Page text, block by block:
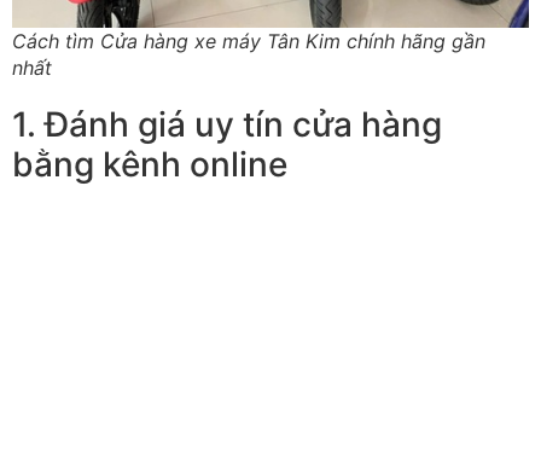
Cách tìm Cửa hàng xe máy Tân Kim chính hãng gần
nhất
1. Đánh giá uy tín cửa hàng
bằng kênh online